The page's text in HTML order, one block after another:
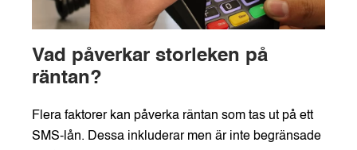
Vad påverkar storleken på
räntan?
Flera faktorer kan påverka räntan som tas ut på ett
SMS-lån. Dessa inkluderar men är inte begränsade